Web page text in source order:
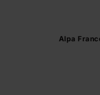
Alpa